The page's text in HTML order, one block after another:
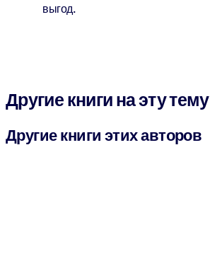
выгод.
Другие книги на эту тему
Другие книги этих авторов